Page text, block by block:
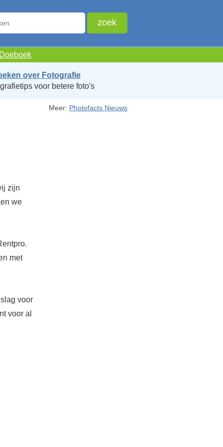
over Fotografie
voor betere foto's
Meer: Photofacts Nieuws
zijn
we
met
voor
voor al